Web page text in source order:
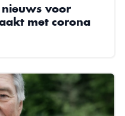
voor
met corona